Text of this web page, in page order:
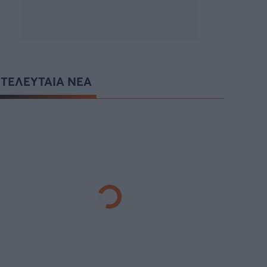
ΤΕΛΕΥΤΑΙΑ ΝΕΑ